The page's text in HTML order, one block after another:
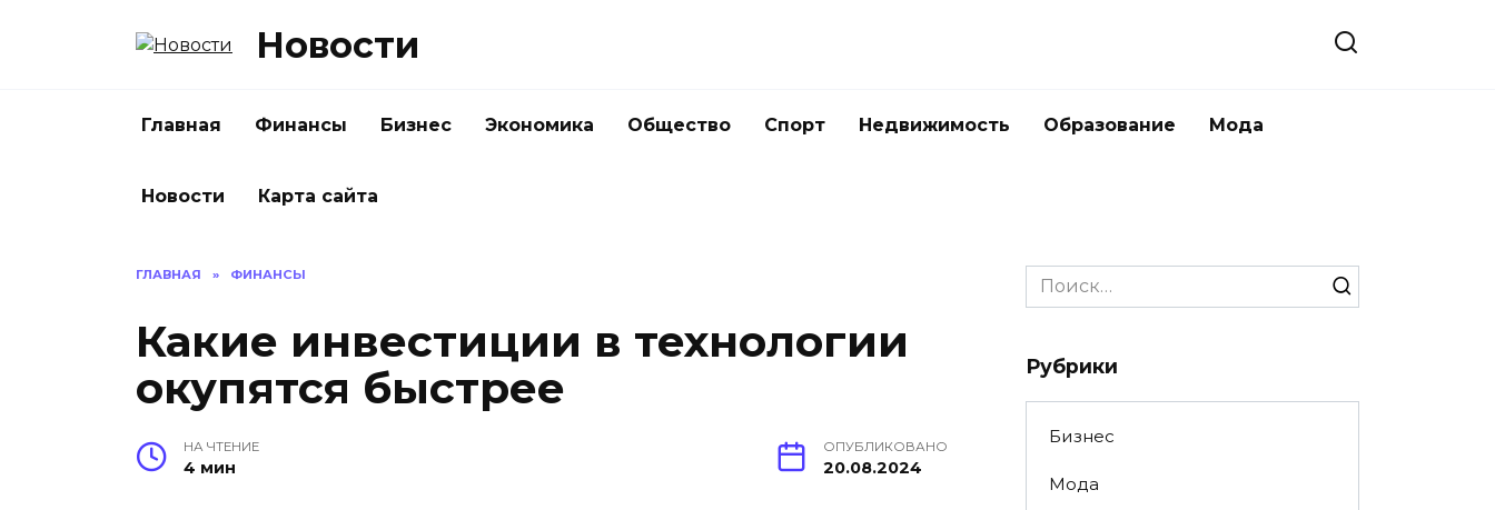
Новости
Главная Финансы Бизнес Экономика Общество Спорт Недвижимость Образование Мода
Новости Карта сайта
ГЛАВНАЯ » ФИНАНСЫ
Какие инвестиции в технологии
окупятся быстрее
НА ЧТЕНИЕ
4 мин
ОПУБЛИКОВАНО
20.08.2024
Search
for:
Рубрики
Бизнес
Мода